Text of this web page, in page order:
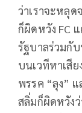
ว่าเราจะหลุ
ก็ผิดหวัง FC
รัฐบาลร่วมกั
บนเวทีหาเสี
พรรค “ลุง”
สลิ่มก็ผิดหวัง